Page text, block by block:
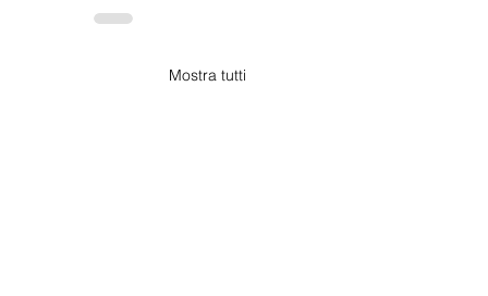
Mostra tutti